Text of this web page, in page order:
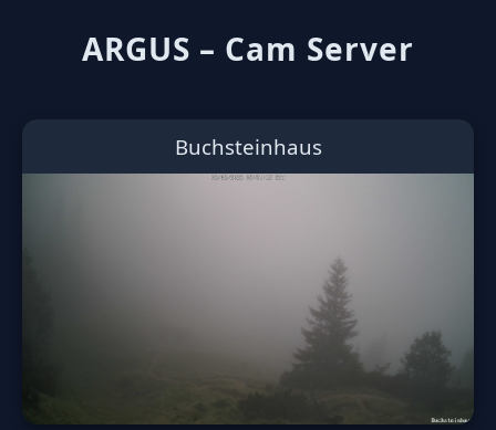
ARGUS – Cam Server
Buchsteinhaus